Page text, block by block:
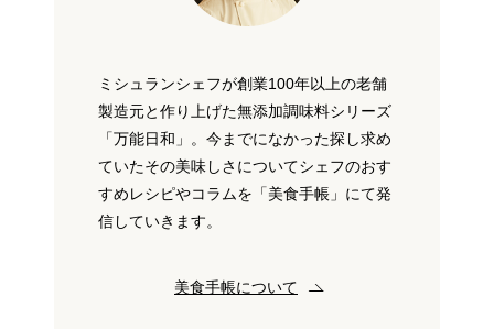
ミシュランシェフが創業100年以上の老舗
製造元と作り上げた無添加調味料シリーズ
「万能日和」。今までになかった探し求め
ていたその美味しさについてシェフのおす
すめレシピやコラムを「美食手帳」にて発
信していきます。
美食手帳について